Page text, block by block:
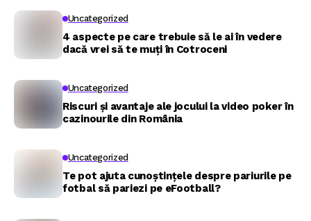
Uncategorized
4 aspecte pe care trebuie să le ai în vedere
dacă vrei să te muți în Cotroceni
Uncategorized
Riscuri și avantaje ale jocului la video poker în
cazinourile din România
Uncategorized
Te pot ajuta cunoștințele despre pariurile pe
fotbal să pariezi pe eFootball?